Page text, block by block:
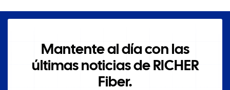
Mantente al día con las
últimas noticias de RICHER
Fiber.